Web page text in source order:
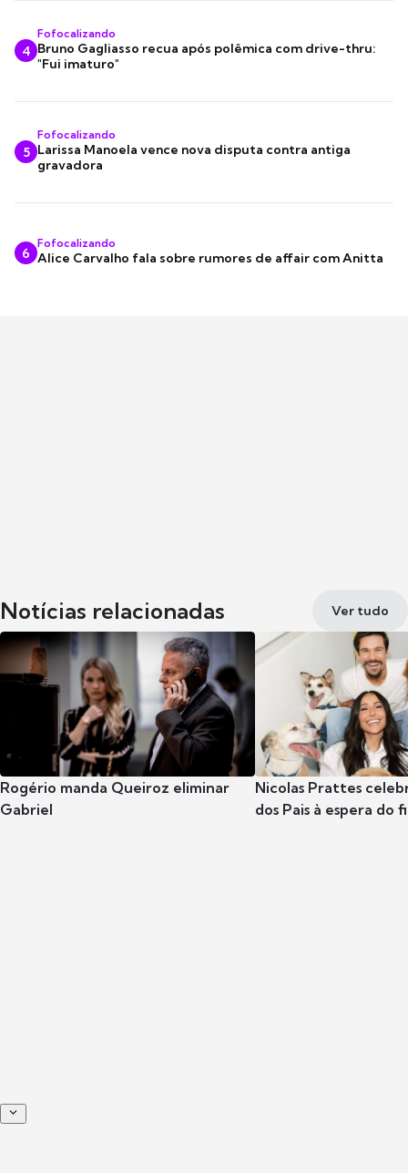
4
Fofocalizando
Bruno Gagliasso recua após polêmica com drive-thru:
"Fui imaturo"
5
Fofocalizando
Larissa Manoela vence nova disputa contra antiga
gravadora
6
Fofocalizando
Alice Carvalho fala sobre rumores de affair com Anitta
Notícias relacionadas Ver tudo
Rogério manda Queiroz eliminar
Gabriel
Nicolas Prattes
dos Pais à espera do